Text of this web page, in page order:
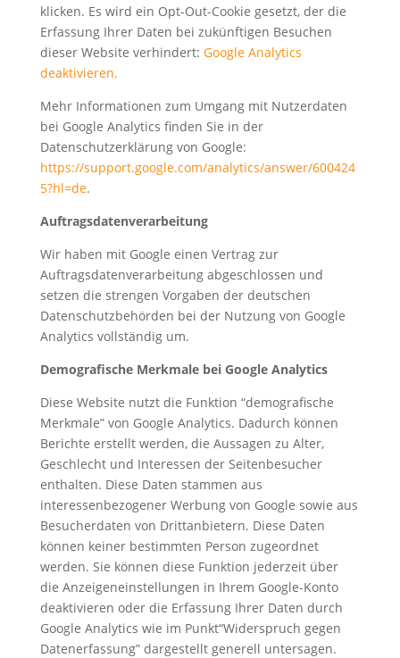
klicken. Es wird ein Opt-Out-Cookie gesetzt, der die
Erfassung Ihrer Daten bei zukünftigen Besuchen
dieser Website verhindert: Google Analytics
deaktivieren.
Mehr Informationen zum Umgang mit Nutzerdaten
bei Google Analytics finden Sie in der
Datenschutzerklärung von Google:
https://support.google.com/analytics/answer/600424
5?hl=de.
Auftragsdatenverarbeitung
Wir haben mit Google einen Vertrag zur
Auftragsdatenverarbeitung abgeschlossen und
setzen die strengen Vorgaben der deutschen
Datenschutzbehörden bei der Nutzung von Google
Analytics vollständig um.
Demografische Merkmale bei Google Analytics
Diese Website nutzt die Funktion “demografische
Merkmale” von Google Analytics. Dadurch können
Berichte erstellt werden, die Aussagen zu Alter,
Geschlecht und Interessen der Seitenbesucher
enthalten. Diese Daten stammen aus
interessenbezogener Werbung von Google sowie aus
Besucherdaten von Drittanbietern. Diese Daten
können keiner bestimmten Person zugeordnet
werden. Sie können diese Funktion jederzeit über
die Anzeigeneinstellungen in Ihrem Google-Konto
deaktivieren oder die Erfassung Ihrer Daten durch
Google Analytics wie im Punkt“Widerspruch gegen
Datenerfassung” dargestellt generell untersagen.